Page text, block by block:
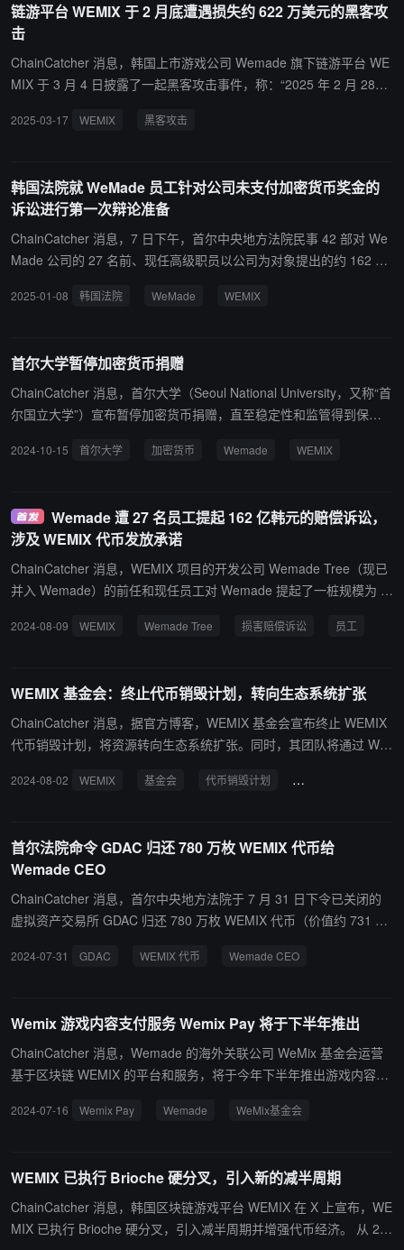
功。 Kim Seok-hwan 还透露，计划于周五重新开放 Wemix 的全部服
务，并将在新的区块链基础设施上升级安全措施。
链游平台 WEMIX 于 2 月底遭遇损失约 622 万美元的黑客攻
击
ChainCatcher 消息，韩国上市游戏公司 Wemade 旗下链游平台 WE
MIX 于 3 月 4 日披露了一起黑客攻击事件，称：“2025 年 2 月 28
MIX 代币被异常提取。”WEMIX 称已立即采取行动防止进一步损害，
道，Wemix 在 2 月 28 日黑客攻击事件中造成的损失约 90亿 韩元
（约合 622 万美元）。Wemix 基金会针对外界指责其公告延迟一
事，强调“从未有过隐瞒黑客攻击的想法或尝试”。Wemix 基金会代表
表示，“2 月 28 日发现黑客攻击后，我们立即关闭了受影响的服务器
不明的攻击者的起诉书，目前国家调查局正在调查中。在入侵方法尚
经发生，且难以保证没有进一步风险，如果立即公布，可能会引发市
场恐慌。”
2025-03-17 WEMIX 黑客攻击
韩国法院就 WeMade 员工针对公司未支付加密货币奖金的
诉讼进行第一次辩论准备
ChainCatcher 消息，7 日下午，首尔中央地方法院民事 42 部对 We
Made 公司的 27 名前、现任高级职员以公司为对象提出的约 162 亿
些人仍在 WeMade 工作，由 Wemade Tree 子公司（WeMade 的前
Tree 合并。 在当天的辩论准备中，原原方代理人主张:“原告是开发
WEMIX 的职员，(与资方)签订了 WEMIX 开发补偿约定。条件是工作
时间在 3 年以上。”接着还补充道:“公司方面有电子邮件说要向原告明
“(即便如此)因为没有合同书被告方就说不能给职员一分钱也很奇
韩元（约 1185 万美元）的损害赔偿诉讼。
2025-01-08 韩国法院 WeMade WEMIX
首尔大学暂停加密货币捐赠
ChainCatcher 消息，首尔大学（Seoul National University，又称“首
尔国立大学”）宣布暂停加密货币捐赠，直至稳定性和监管得到保
价值 10 亿韩元（约合 737,000 美元）的 WEMIX 代币引发争议之后
2024-10-15 首尔大学 加密货币 Wemade WEMIX
Wemade 遭 27 名员工提起 162 亿韩元的赔偿诉讼，
涉及 WEMIX 代币发放承诺
ChainCatcher 消息，WEMIX 项目的开发公司 Wemade Tree（现已
并入 Wemade）的前任和现任员工对 Wemade 提起了一桩规模为 1
日的电子公告中透露，27 名 Wemade Tree 的前任和现任员工于 7
告（前任和现任员工）要求的赔偿金额为 162 亿韩元（约 1185 万美
元），占公司资本的 4%。 此外，公司表示将通过法律代理人根据法
律程序进行应对。
2024-08-09 WEMIX Wemade Tree 损害赔偿诉讼 员工
WEMIX 基金会：终止代币销毁计划，转向生态系统扩张
ChainCatcher 消息，据官方博客，WEMIX 基金会宣布终止 WEMIX
代币销毁计划，将资源转向生态系统扩张。同时，其团队将通过 WE
的至少 4-5% 用于回购。 据悉，WEMIX 基金会曾通过多种方式实施
（占总发行量 40%），并实施区块铸造减半机制。
2024-08-02 WEMIX 基金会 代币销毁计划 生态系统扩张
首尔法院命令 GDAC 归还 780 万枚 WEMIX 代币给
Wemade CEO
ChainCatcher 消息，首尔中央地方法院于 7 月 31 日下令已关闭的
虚拟资产交易所 GDAC 归还 780 万枚 WEMIX 代币（价值约 731 万
wan-ho 于 7 月 29 日提交的虚拟资产交付临时禁令申请。如 GDAC
并指出 GDAC 可能未能维持 100% 的准备金率，这与其之前的声明
相矛盾。法院还暗示 GDAC 去年 4 月遭受的约 200 亿韩元（约 144
8 万美元）黑客攻击所造成的损失可能未能完全追回。 据悉，GDAC
2024-07-31 GDAC WEMIX 代币 Wemade CEO
Wemix 游戏内容支付服务 Wemix Pay 将于下半年推出
ChainCatcher 消息，Wemade 的海外关联公司 WeMix 基金会运营
基于区块链 WEMIX 的平台和服务，将于今年下半年推出游戏内容支
各种游戏内内容的服务。使用 Wemix Pay 购买游戏内容的用户可以
2024-07-16 Wemix Pay Wemade WeMix基金会
WEMIX 已执行 Brioche 硬分叉，引入新的减半周期
ChainCatcher 消息，韩国区块链游戏平台 WEMIX 在 X 上宣布，WE
MIX 已执行 Brioche 硬分叉，引入减半周期并增强代币经济。 从 20